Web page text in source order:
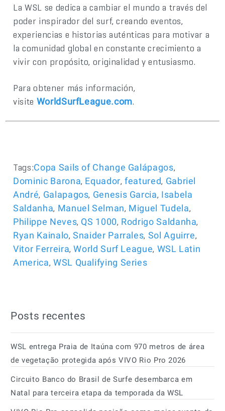
La WSL se dedica a cambiar el mundo a través del
poder inspirador del surf, creando eventos,
experiencias e historias auténticas para motivar a
la comunidad global en constante crecimiento a
vivir con propósito, originalidad y entusiasmo.
Para obtener más información,
visite WorldSurfLeague.com.
Tags:Copa Sails of Change Galápagos,
Dominic Barona, Equador,featured, Gabriel
André, Galapagos, Genesis Garcia, Isabela
Saldanha, Manuel Selman, Miguel Tudela,
Philippe Neves, QS 1000, Rodrigo Saldanha,
Ryan Kainalo,Snaider Parrales, Sol Aguirre,
Vitor Ferreira,World Surf League, WSL Latin
America, WSL Qualifying Series
Posts recentes
WSL entrega Praia de Itaúna com 970 metros de área
de vegetação protegida após VIVO Rio Pro 2026
Circuito Banco do Brasil de Surfe desembarca em
Natal para terceira etapa da temporada da WSL